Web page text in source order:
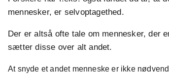
mennesker, er selvoptagethed.
Der er altså ofte tale om mennesker, der
sætter disse over alt andet.
At snyde et andet menneske er ikke